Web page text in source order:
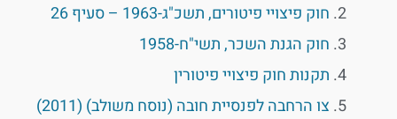
חוק פיצויי פיטורים, תשכ"ג-1963 – סעיף 26
חוק הגנת השכר, תשי"ח-1958
תקנות חוק פיצויי פיטורין
צו הרחבה לפנסיית חובה (נוסח משולב) (2011)